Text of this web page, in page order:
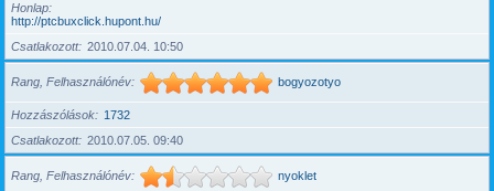
Honlap
http://ptcbuxclick.hupont.hu/
Csatlakozott
2010.07.04. 10:50
Rang, Felhasználónév bogyozotyo
Hozzászólások
1732
Csatlakozott
2010.07.05. 09:40
Rang, Felhasználónév nyoklet